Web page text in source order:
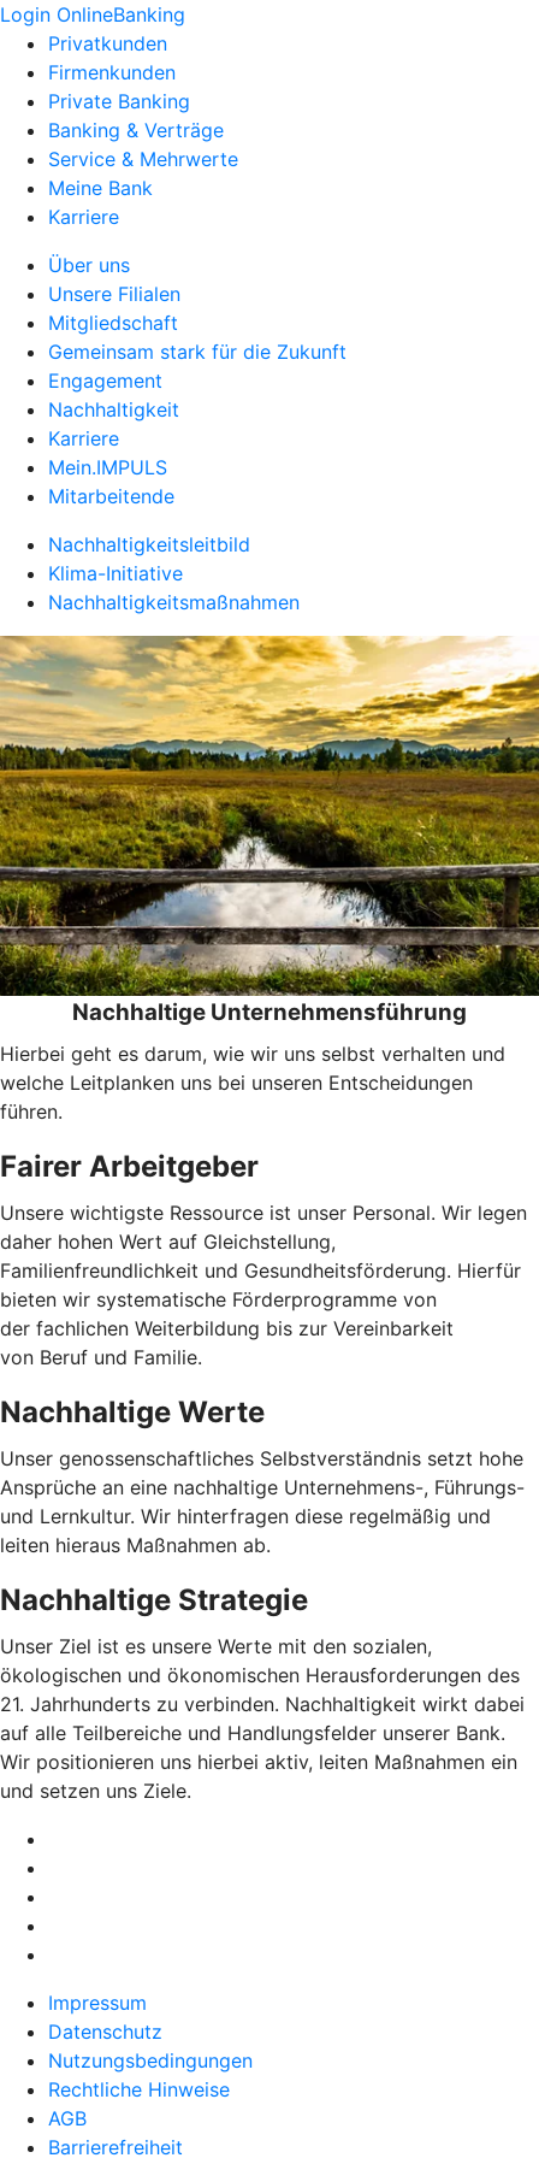
Login OnlineBanking
Privatkunden
Firmenkunden
Private Banking
Banking & Verträge
Service & Mehrwerte
Meine Bank
Karriere
Über uns
Unsere Filialen
Mitgliedschaft
Gemeinsam stark für die Zukunft
Engagement
Nachhaltigkeit
Karriere
Mein.IMPULS
Mitarbeitende
Nachhaltigkeitsleitbild
Klima-Initiative
Nachhaltigkeitsmaßnahmen
Nachhaltige Unternehmensführung
Hierbei geht es darum, wie wir uns selbst verhalten und
welche Leitplanken uns bei unseren Entscheidungen
führen.
Fairer Arbeitgeber
Unsere wichtigste Ressource ist unser Personal. Wir legen
daher hohen Wert auf Gleichstellung,
Familienfreundlichkeit und Gesundheitsförderung. Hierfür
bieten wir systematische Förderprogramme von
der fachlichen Weiterbildung bis zur Vereinbarkeit
von Beruf und Familie.
Nachhaltige Werte
Unser genossenschaftliches Selbstverständnis setzt hohe
Ansprüche an eine nachhaltige Unternehmens-, Führungs-
und Lernkultur. Wir hinterfragen diese regelmäßig und
leiten hieraus Maßnahmen ab.
Nachhaltige Strategie
Unser Ziel ist es unsere Werte mit den sozialen,
ökologischen und ökonomischen Herausforderungen des
21. Jahrhunderts zu verbinden. Nachhaltigkeit wirkt dabei
auf alle Teilbereiche und Handlungsfelder unserer Bank.
Wir positionieren uns hierbei aktiv, leiten Maßnahmen ein
und setzen uns Ziele.
Impressum
Datenschutz
Nutzungsbedingungen
Rechtliche Hinweise
AGB
Barrierefreiheit